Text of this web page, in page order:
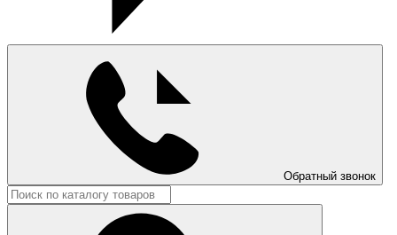
Обратный звонок